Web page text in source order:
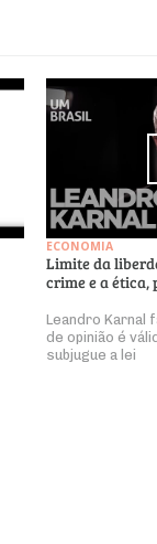
ECONOMIA
Limite da
crime e a ética,
Leandro Karnal
de opinião é
subjugue a lei